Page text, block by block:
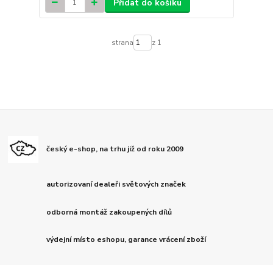
Přidat do košíku
strana z 1
český e-shop, na trhu již od roku 2009
autorizovaní dealeři světových značek
odborná montáž zakoupených dílů
výdejní místo eshopu, garance vrácení zboží